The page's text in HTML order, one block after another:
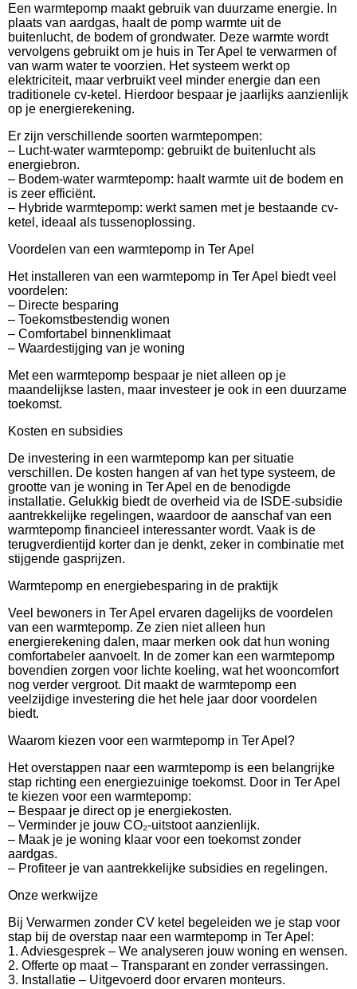
Een warmtepomp maakt gebruik van duurzame energie. In
plaats van aardgas, haalt de pomp warmte uit de
buitenlucht, de bodem of grondwater. Deze warmte wordt
vervolgens gebruikt om je huis in Ter Apel te verwarmen of
van warm water te voorzien. Het systeem werkt op
elektriciteit, maar verbruikt veel minder energie dan een
traditionele cv-ketel. Hierdoor bespaar je jaarlijks aanzienlijk
op je energierekening.
Er zijn verschillende soorten warmtepompen:
– Lucht-water warmtepomp: gebruikt de buitenlucht als
energiebron.
– Bodem-water warmtepomp: haalt warmte uit de bodem en
is zeer efficiënt.
– Hybride warmtepomp: werkt samen met je bestaande cv-
ketel, ideaal als tussenoplossing.
Voordelen van een warmtepomp in Ter Apel
Het installeren van een warmtepomp in Ter Apel biedt veel
voordelen:
– Directe besparing
– Toekomstbestendig wonen
– Comfortabel binnenklimaat
– Waardestijging van je woning
Met een warmtepomp bespaar je niet alleen op je
maandelijkse lasten, maar investeer je ook in een duurzame
toekomst.
Kosten en subsidies
De investering in een warmtepomp kan per situatie
verschillen. De kosten hangen af van het type systeem, de
grootte van je woning in Ter Apel en de benodigde
installatie. Gelukkig biedt de overheid via de ISDE-subsidie
aantrekkelijke regelingen, waardoor de aanschaf van een
warmtepomp financieel interessanter wordt. Vaak is de
terugverdientijd korter dan je denkt, zeker in combinatie met
stijgende gasprijzen.
Warmtepomp en energiebesparing in de praktijk
Veel bewoners in Ter Apel ervaren dagelijks de voordelen
van een warmtepomp. Ze zien niet alleen hun
energierekening dalen, maar merken ook dat hun woning
comfortabeler aanvoelt. In de zomer kan een warmtepomp
bovendien zorgen voor lichte koeling, wat het wooncomfort
nog verder vergroot. Dit maakt de warmtepomp een
veelzijdige investering die het hele jaar door voordelen
biedt.
Waarom kiezen voor een warmtepomp in Ter Apel?
Het overstappen naar een warmtepomp is een belangrijke
stap richting een energiezuinige toekomst. Door in Ter Apel
te kiezen voor een warmtepomp:
– Bespaar je direct op je energiekosten.
– Verminder je jouw CO₂-uitstoot aanzienlijk.
– Maak je je woning klaar voor een toekomst zonder
aardgas.
– Profiteer je van aantrekkelijke subsidies en regelingen.
Onze werkwijze
Bij Verwarmen zonder CV ketel begeleiden we je stap voor
stap bij de overstap naar een warmtepomp in Ter Apel:
1. Adviesgesprek – We analyseren jouw woning en wensen.
2. Offerte op maat – Transparant en zonder verrassingen.
3. Installatie – Uitgevoerd door ervaren monteurs.